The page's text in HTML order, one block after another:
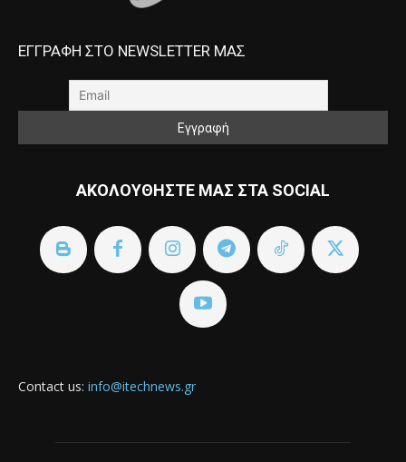
ΕΓΓΡΑΦΗ ΣΤΟ NEWSLETTER ΜΑΣ
ΑΚΟΛΟΥΘΗΣΤΕ ΜΑΣ ΣΤΑ SOCIAL
Contact us: info@itechnews.gr